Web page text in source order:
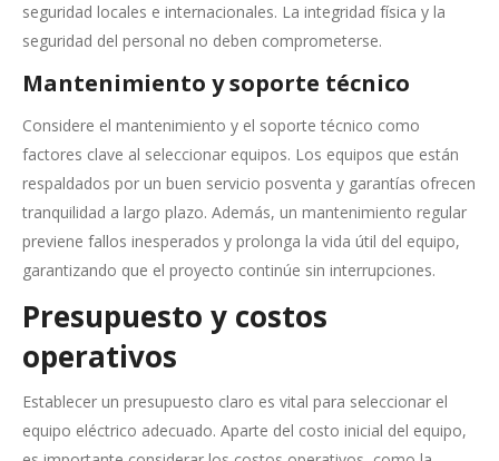
seguridad locales e internacionales. La integridad física y la
seguridad del personal no deben comprometerse.
Mantenimiento y soporte técnico
Considere el mantenimiento y el soporte técnico como
factores clave al seleccionar equipos. Los equipos que están
respaldados por un buen servicio posventa y garantías ofrecen
tranquilidad a largo plazo. Además, un mantenimiento regular
previene fallos inesperados y prolonga la vida útil del equipo,
garantizando que el proyecto continúe sin interrupciones.
Presupuesto y costos
operativos
Establecer un presupuesto claro es vital para seleccionar el
equipo eléctrico adecuado. Aparte del costo inicial del equipo,